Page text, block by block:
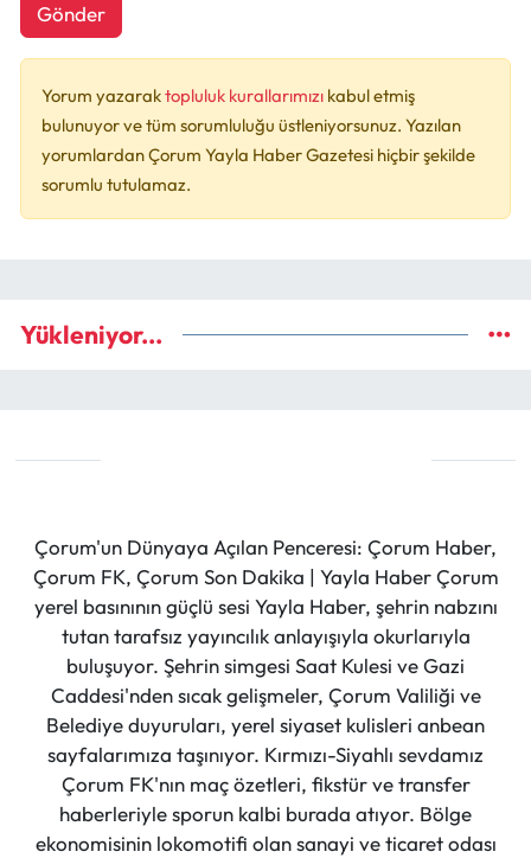
Gönder
Yorum yazaraktopluluk kurallarımızı kabul etmiş
bulunuyor ve tüm sorumluluğu üstleniyorsunuz. Yazılan
yorumlardan Çorum Yayla Haber Gazetesi hiçbir şekilde
sorumlu tutulamaz.
Yükleniyor...
Çorum'un Dünyaya Açılan Penceresi: Çorum Haber,
Çorum FK, Çorum Son Dakika | Yayla Haber Çorum
yerel basınının güçlü sesi Yayla Haber, şehrin nabzını
tutan tarafsız yayıncılık anlayışıyla okurlarıyla
buluşuyor. Şehrin simgesi Saat Kulesi ve Gazi
Caddesi'nden sıcak gelişmeler, Çorum Valiliği ve
Belediye duyuruları, yerel siyaset kulisleri anbean
sayfalarımıza taşınıyor. Kırmızı-Siyahlı sevdamız
Çorum FK'nın maç özetleri, fikstür ve transfer
haberleriyle sporun kalbi burada atıyor. Bölge
ekonomisinin lokomotifi olan sanayi ve ticaret odası